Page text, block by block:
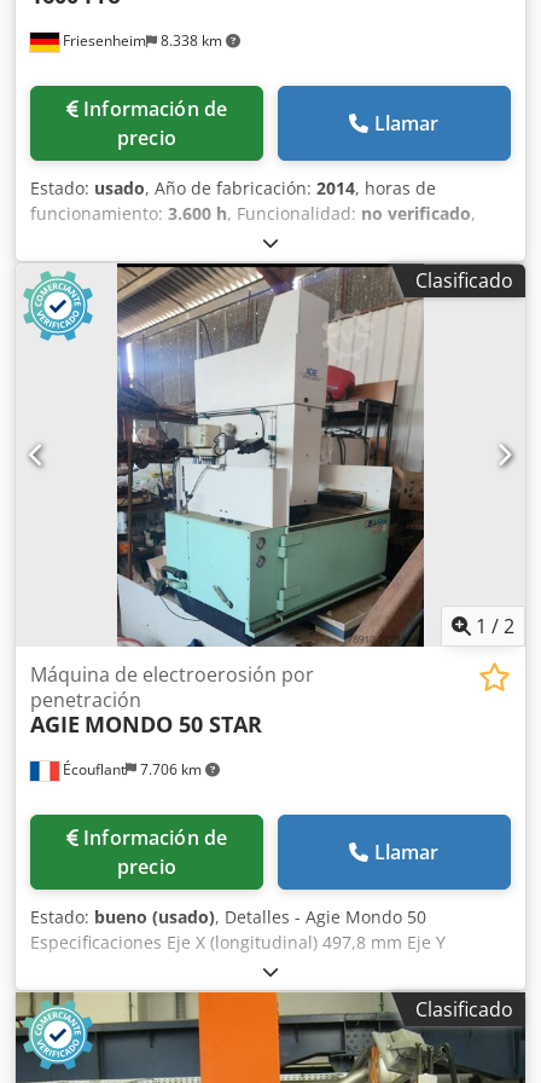
Friesenheim 8.338 km
Información de
precio
Llamar
Estado: usado, Año de fabricación: 2014, horas de
funcionamiento: 3.600 h, Funcionalidad: no verificado,
Centro de mecanizado CNC Mikron VCE 1600 Pro
Fabricante: Modelo: VCE 1600 Pro Año de fabricación: 2014
Horas de funcionamiento: ver fotos Dsdozmh Nqjpfx
Amxewa Información adicional disponible bajo petición.
Clasificado
1 /2
Écouflant 7.706 km
Máquina de electroerosión por
penetración
AGIE MONDO 50 STAR
Información de
precio
Llamar
Estado: bueno (usado), Detalles - Agie Mondo 50
Especificaciones Eje X (longitudinal) 497,8 mm Eje Y
(transversal) 348 mm Eje Z (vertical) 348 mm Longitud de la
cuba 1018,5 mm Ancho de la cuba 678,2 mm Altura de la
cuba 398,8 mm Tipo Tipo de CNC AGIE FUTURA IV Longitud
de la mesa 749,3 mm Ancho de la mesa 548,6 mm
Longitud máxima de la pieza 858,5 mm Ancho máximo de
Clasificado